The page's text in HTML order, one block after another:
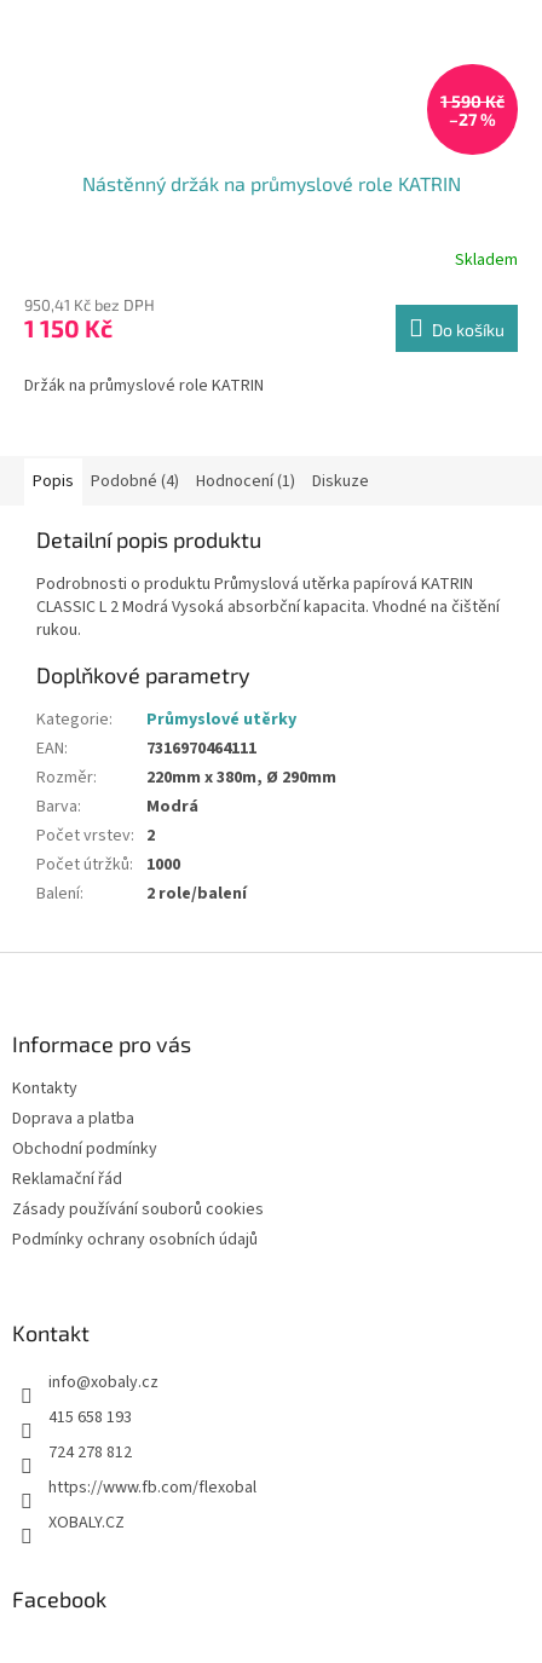
1 590 Kč
–27 %
Nástěnný držák na průmyslové role KATRIN
produktu
je
z
Skladem
950,41 Kč bez DPH
1 150 Kč Do košíku
Držák na průmyslové role KATRIN
Popis Podobné (4) Hodnocení (1) Diskuze
Detailní popis produktu
Podrobnosti o produktu Průmyslová utěrka papírová KATRIN
CLASSIC L 2 Modrá Vysoká absorbční kapacita. Vhodné na čištění
rukou.
Doplňkové parametry
Kategorie:
Průmyslové utěrky
EAN:
7316970464111
Rozměr:
220mm x 380m, Ø 290mm
Barva:
Modrá
Počet vrstev: 2
Počet útržků:
1000
Balení: 2 role/balení
Informace pro vás
Kontakty
Doprava a platba
Obchodní podmínky
Reklamační řád
Zásady používání souborů cookies
Podmínky ochrany osobních údajů
Kontakt
info@xobaly.cz
415 658 193
724 278 812
https://www.fb.com/flexobal
XOBALY.CZ
Facebook